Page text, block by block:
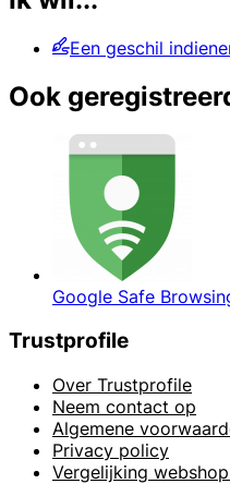
Een geschil
Ook
Google Safe
Trustprofile
Over Trustprofile
Neem contact op
Algemene
Privacy policy
Vergelijking